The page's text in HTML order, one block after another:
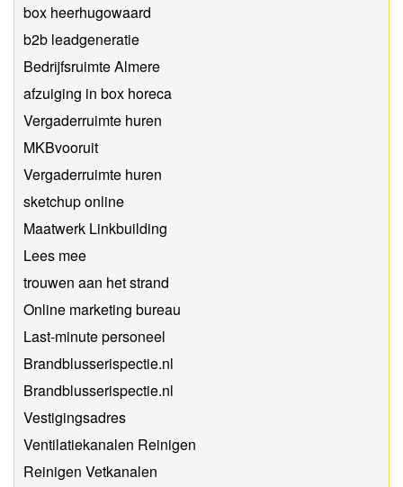
box heerhugowaard
b2b leadgeneratie
Bedrijfsruimte Almere
afzuiging in box horeca
Vergaderruimte huren
MKBvooruit
Vergaderruimte huren
sketchup online
Maatwerk Linkbuilding
Lees mee
trouwen aan het strand
Online marketing bureau
Last-minute personeel
Brandblusserispectie.nl
Brandblusserispectie.nl
Vestigingsadres
Ventilatiekanalen Reinigen
Reinigen Vetkanalen